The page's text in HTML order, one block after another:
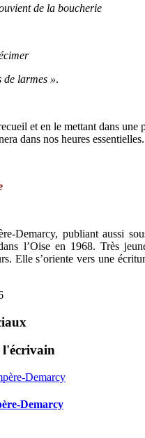
de la boucherie
de larmes ».
et en le mettant dans
dans nos heures essentielles.
Demarcy, publiant aussi
l’Oise en 1968. Très
Elle s’oriente vers une
l'écrivain
Demarcy